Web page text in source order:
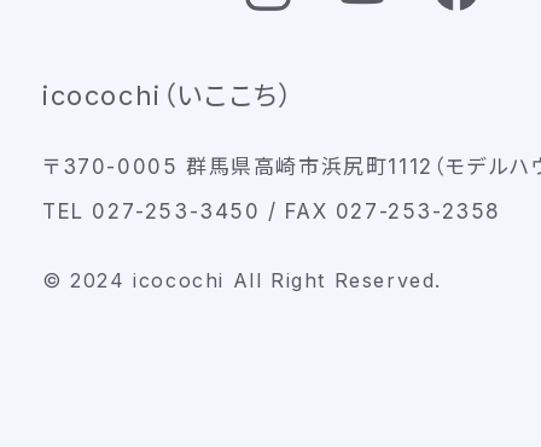
icocochi（いここち）
〒370-0005 群馬県高崎市浜尻町1112（モデルハ
TEL 027-253-3450 / FAX 027-253-2358
© 2024 icocochi All Right Reserved.